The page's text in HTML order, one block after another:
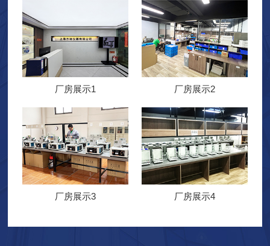
构、各地质量检测研究院等六十余家科研单位；同时与国内多
所...
厂房展示1 厂房展示2
厂房展示3 厂房展示4